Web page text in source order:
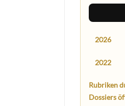
2026
2022
Rubriken
Dossiers